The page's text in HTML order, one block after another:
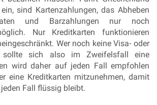
sind Kartenzahlungen, das Abheben
und Barzahlungen nur noch
Nur Kreditkarten funktionieren
Wer noch keine Visa- oder
sollte sich also im Zweifelsfall eine
wird daher auf jeden Fall empfohlen
eine Kreditkarten mitzunehmen, damit
Fall flüssig bleibt.